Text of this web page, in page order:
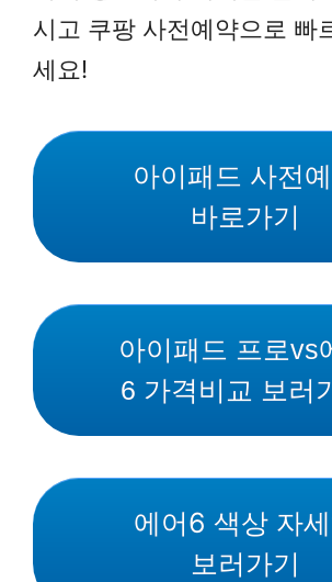
시고 쿠팡 사전예약으로 빠
세요!
아이패드 사전
바로가기
아이패드 프로vs
6 가격비교 보러
에어6 색상 자
보러가기